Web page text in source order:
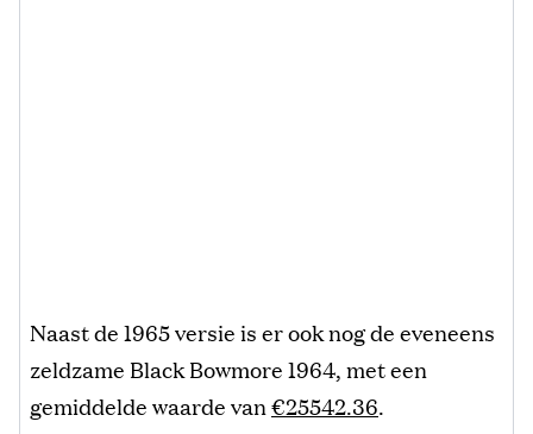
Naast de 1965 versie is er ook nog de eveneens
zeldzame Black Bowmore 1964, met een
gemiddelde waarde van€25542.36.